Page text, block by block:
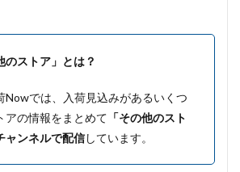
のストア」とは？
Nowでは、入荷見込みがあるいくつ
アの情報をまとめて 「その他のスト
ャンネルで配信しています。